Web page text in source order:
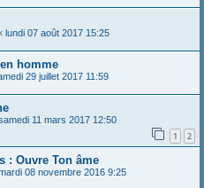
lundi 07 août 2017 15:25
homme
29 juillet 2017 11:59
11 mars 2017 12:50
1 2
: Ouvre Ton âme
08 novembre 2016 9:25